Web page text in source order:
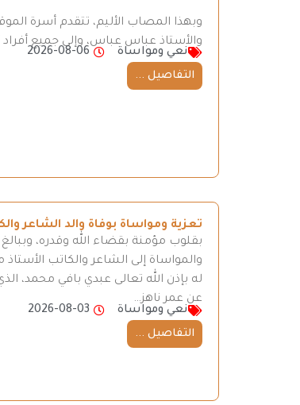
وبهذا المصاب الأليم، تتقدم أسرة
والأستاذ عباس عباس، وإلى جميع
نعي ومواساة
2026-08-06
التفاصيل ...
تعزية ومواساة بوفاة والد الشاعر
بقلوب مؤمنة بقضاء الله وقدره،
والمواساة إلى الشاعر والكاتب
له بإذن الله تعالى عبدي بافي محمد،
عن عمر ناهز…
نعي ومواساة
2026-08-03
التفاصيل ...